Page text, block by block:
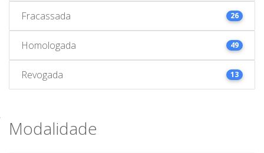
Fracassada 26
Homologada 49
Revogada 13
Modalidade